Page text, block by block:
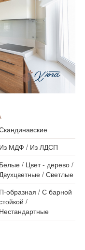
Из МДФ / Из ЛДСП
Белые/ Цвет - дерево/
/ Светлые
П-образная / С барной
/
Нестандартные